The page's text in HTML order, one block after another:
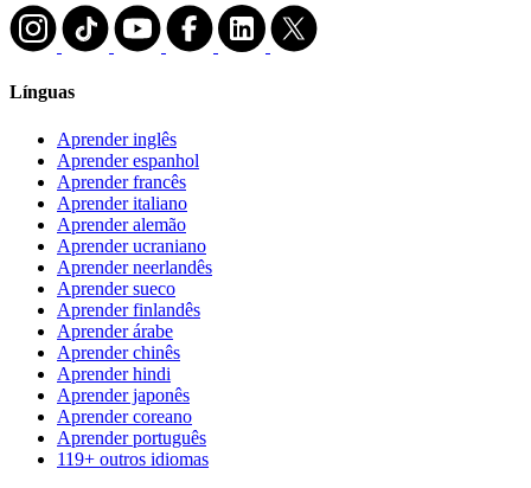
Línguas
Aprender inglês
Aprender espanhol
Aprender francês
Aprender italiano
Aprender alemão
Aprender ucraniano
Aprender neerlandês
Aprender sueco
Aprender finlandês
Aprender árabe
Aprender chinês
Aprender hindi
Aprender japonês
Aprender coreano
Aprender português
119+ outros idiomas